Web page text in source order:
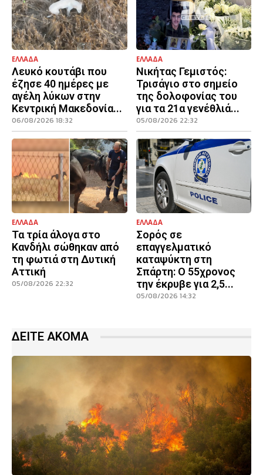
ΕΛΛΑΔΑ
Λευκό κουτάβι που
έζησε 40 ημέρες με
αγέλη λύκων στην
Κεντρική Μακεδονία...
06/08/2026 18:32
ΕΛΛΑΔΑ
Νικήτας Γεμιστός:
Τρισάγιο στο σημείο
της δολοφονίας του
για τα 21α γενέθλιά...
05/08/2026 22:32
ΕΛΛΑΔΑ
Τα τρία άλογα στο
Κανδήλι σώθηκαν από
τη φωτιά στη Δυτική
Αττική
05/08/2026 22:32
ΕΛΛΑΔΑ
Σορός σε
επαγγελματικό
καταψύκτη στη
Σπάρτη: Ο 55χρονος
την έκρυβε για 2,5...
05/08/2026 14:32
ΔΕΙΤΕ ΑΚΟΜΑ